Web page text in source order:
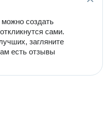
можно создать
сами.
загляните
есть отзывы